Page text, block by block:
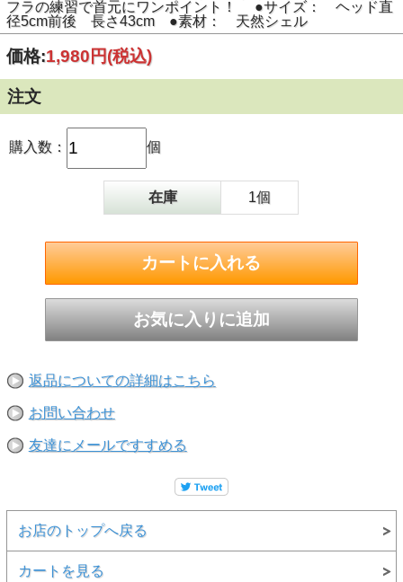
フラの練習で首元にワンポイント！ ●サイズ： ヘッド直
径5cm前後 長さ43cm ●素材： 天然シェル
価格:1,980円(税込)
注文
購入数： 個
在庫 1個
返品についての詳細はこちら
お問い合わせ
友達にメールですすめる
お店のトップへ戻る
カートを見る